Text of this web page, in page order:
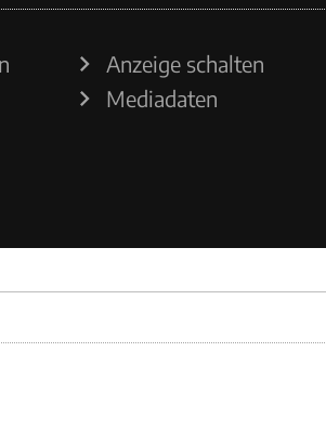
Anzeige schalten
Mediadaten